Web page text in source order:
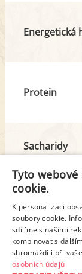
Energetická
Protein
Sacharidy
z toho
Tuk
z toho
Tyto
cookie.
K personalizaci
soubory cookie.
sdílíme s našimi
kombinovat s
shromáždili při
osobních údajů